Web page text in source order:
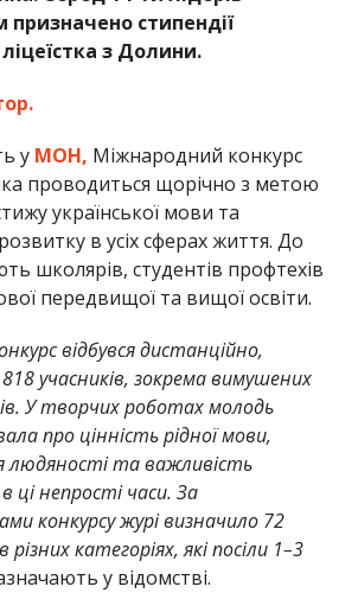
стипендії
з Долини.
у МОН, Міжнародний конкурс
проводиться щорічно з метою
української мови та
в усіх сферах життя. До
школярів, студентів профтехів
передвищої та вищої освіти.
відбувся дистанційно,
учасників, зокрема вимушених
У творчих роботах молодь
про цінність рідної мови,
людяності та важливість
в ці непрості часи. За
конкурсу журі визначило 72
категоріях, які посіли 1–3
у відомстві.